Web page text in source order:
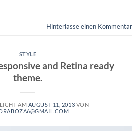
Hinterlasse einen Kommentar
STYLE
and Retina ready
theme.
AM AUGUST 11, 2013 VON